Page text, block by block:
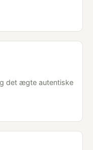
det ægte autentiske